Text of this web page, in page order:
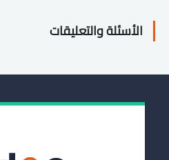
الأسئلة والتعليقات